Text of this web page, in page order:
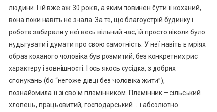
людини. І їй вже аж 30 років, а яким повинен бути її коханий,
вона поки навіть не знала. За те, що благоустрій будинку і
робота забирали у неї весь вільний час, їй просто ніколи було
нудьгувати і думати про свою самотність. У неї навіть в мріях
образ коханого чоловіка був розмитий, без конкретних рис
характеру і зовнішності. І ось якось сусідка, з добрих
спонукань (бо “негоже дівці без чоловіка жити”),
познайомила її зі своїм племінником. Племінник – сільський
хлопець, працьовитий, господарський … і абсолютно